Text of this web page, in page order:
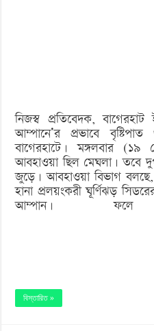
নিজস্ব প্রতিবেদক,
আম্পানে’র প্রভাবে
বাগেরহাটে। মঙ্গলবার
আবহাওয়া ছিল মেঘলা। তবে
জুড়ে। আবহাওয়া বিভাগ
হানা প্রলয়ংকরী ঘূর্ণিঝড়
আম্পান।
বিস্তারিত »